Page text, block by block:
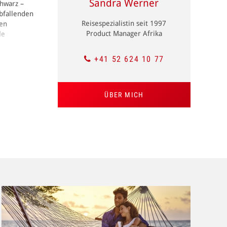
–
allen
dass
Sandra Werner
Reisespezialistin seit 1997
Product Manager Afrika
+41 52 624 10 77
ÜBER MICH